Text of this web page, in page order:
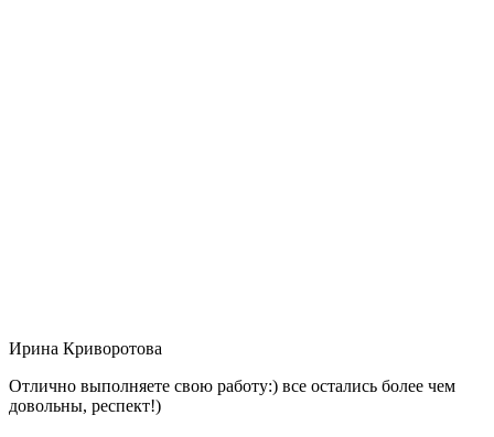
Ирина Криворотова
Отлично выполняете свою работу:) все остались более чем
довольны, респект!)